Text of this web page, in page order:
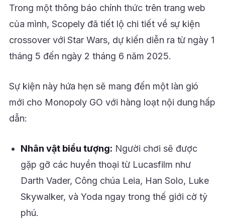
Trong một thông báo chính thức trên trang web
của mình, Scopely đã tiết lộ chi tiết về sự kiện
crossover với Star Wars, dự kiến diễn ra từ ngày 1
tháng 5 đến ngày 2 tháng 6 năm 2025.
Sự kiện này hứa hẹn sẽ mang đến một làn gió
mới cho Monopoly GO với hàng loạt nội dung hấp
dẫn:
Nhân vật biểu tượng: Người chơi sẽ được
gặp gỡ các huyền thoại từ Lucasfilm như
Darth Vader, Công chúa Leia, Han Solo, Luke
Skywalker, và Yoda ngay trong thế giới cờ tỷ
phú.